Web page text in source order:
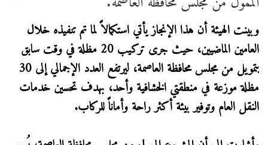
وبينت الهيئة أن هذا الإنجاز يأتي استكمالاً لما تم تنفيذه خلال
العامين الماضيين، حيث جرى تركيب 20 مظلة في وقت سابق
بتمويل من مجلس محافظة العاصمة، ليرتفع العدد الإجمالي إلى 30
مظلة موزعة في منطقتي الخشافية وأحد، بهدف تحسين خدمات
النقل العام وتوفير بيئة أكثر راحة وأماناً للركاب.